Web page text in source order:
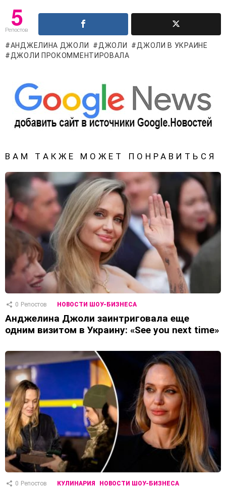
5
Репостов
АНДЖЕЛИНА ДЖОЛИ ДЖОЛИ
ДЖОЛИ В УКРАИНЕ
ДЖОЛИ ПРОКОММЕНТИРОВАЛА
ВАМ ТАКЖЕ МОЖЕТ ПОНРАВИТЬСЯ
0 Репостов НОВОСТИ ШОУ-БИЗНЕСА
Анджелина Джоли заинтриговала еще
одним визитом в Украину: «See you next time»
0 Репостов КУЛИНАРИЯ НОВОСТИ ШОУ-БИЗНЕСА